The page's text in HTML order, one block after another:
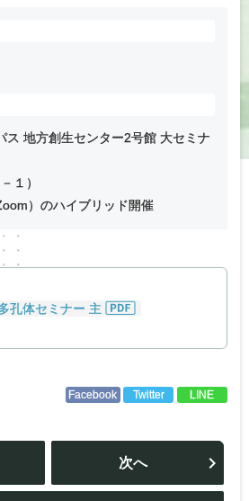
ス 地方創生センター2号館 大セミナ
１）
）のハイブリッド開催
孔体セミナー 主
Facebook Twitter LINE
投
ビ
次へ